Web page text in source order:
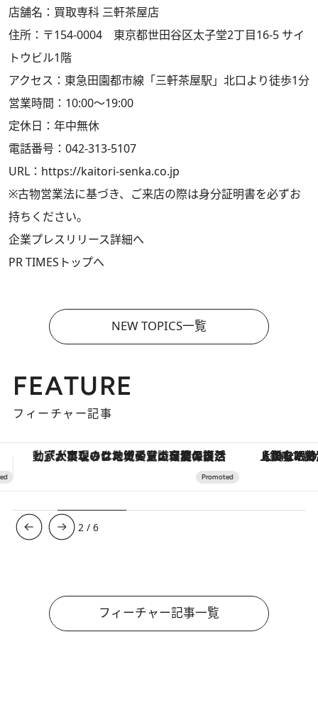
店舗名：買取専科 三軒茶屋店
住所：〒154-0004 東京都世田谷区太子堂2丁目16-5 サイ
トウビル1階
アクセス：東急田園都市線「三軒茶屋駅」北口より徒歩1分
営業時間：10:00～19:00
定休日：年中無休
電話番号：042-313-5107
URL： https://kaitori-senka.co.jp
※古物営業法に基づき、ご来店の際は身分証明書を必ずお
持ちください。
企業プレスリリース詳細へ
PR TIMESトップへ
NEW TOPICS一覧
FEATURE
フィーチャー記事
こと」。ロレックス賞受賞の自然保護活動家が実現させたナイジェリアの自然環境の復活 【銀座で出合う最旬美容】美髪ケアや上質な眠り…セルフケアのアップデートから、特別な名入れギフトまで。大人のための「ReFa GINZA」クルーズ
3 /6
フィーチャー記事一覧